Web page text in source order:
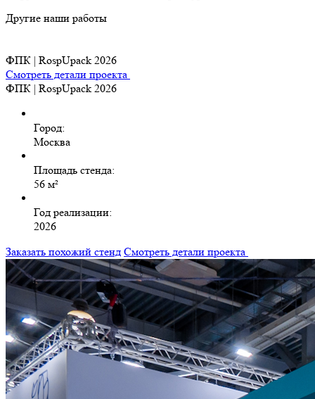
Другие наши работы
ФПК | RospUpack 2026
Смотреть детали проекта
ФПК | RospUpack 2026
Город:
Москва
Площадь стенда:
56 м²
Год реализации:
2026
Заказать похожий стенд Смотреть детали проекта